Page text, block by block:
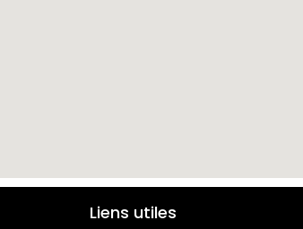
Liens utiles